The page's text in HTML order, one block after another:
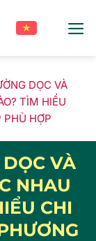
DỌC VÀ
TÌM HIỂU
PHÙ HỢP
VÀ
NHAU
CHI